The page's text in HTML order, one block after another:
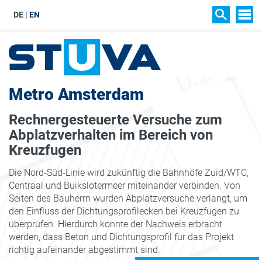
DE EN
Metro Amsterdam
Rechnergesteuerte Versuche zum
Abplatzverhalten im Bereich von
Kreuzfugen
Die Nord-Süd-Linie wird zukünftig die Bahnhöfe Zuid/WTC,
Centraal und Buikslotermeer miteinander verbinden. Von
Seiten des Bauherrn wurden Abplatzversuche verlangt, um
den Einfluss der Dichtungsprofilecken bei Kreuzfugen zu
überprüfen. Hierdurch konnte der Nachweis erbracht
werden, dass Beton und Dichtungsprofil für das Projekt
richtig aufeinander abgestimmt sind.